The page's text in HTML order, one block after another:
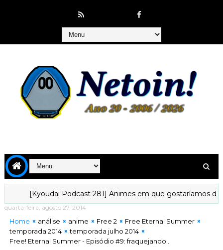
[Kyoudai Podcast 281] Animes em que gostaríamos de viver...
quarta-feira, agosto 27, 2014
Home análise anime Free 2
Free Eternal Summer
temporada 2014
temporada julho 2014
Free! Eternal Summer - Episódio #9: fraquejando...